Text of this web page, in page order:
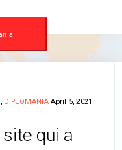
DIPLOMANIA April 5, 2021
site qui a